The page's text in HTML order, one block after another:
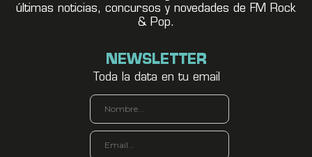
últimas noticias, concursos y novedades de FM Rock
& Pop.
NEWSLETTER
Toda la data en tu email